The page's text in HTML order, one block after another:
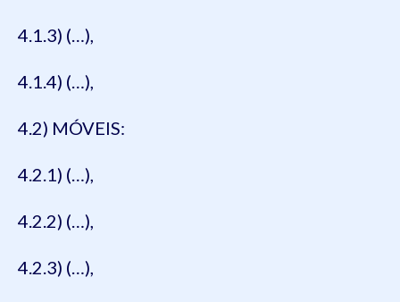
4.1.3) (…),
4.1.4) (…),
4.2) MÓVEIS:
4.2.1) (…),
4.2.2) (…),
4.2.3) (…),